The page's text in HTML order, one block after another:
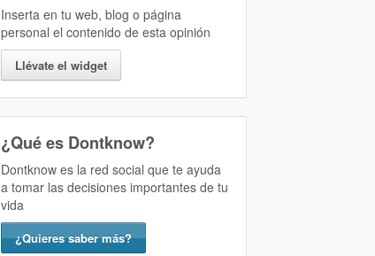
Inserta en tu web, blog o página
personal el contenido de esta opinión
Llévate el widget
¿Qué es Dontknow?
Dontknow es la red social que te ayuda
a tomar las decisiones importantes de tu
vida
¿Quieres saber más?